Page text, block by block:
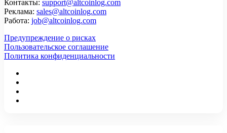
Контакты: support@altcoinlog.com
Реклама: sales@altcoinlog.com
Работа: job@altcoinlog.com
Предупреждение о рисках
Пользовательское соглашение
Политика конфиденциальности